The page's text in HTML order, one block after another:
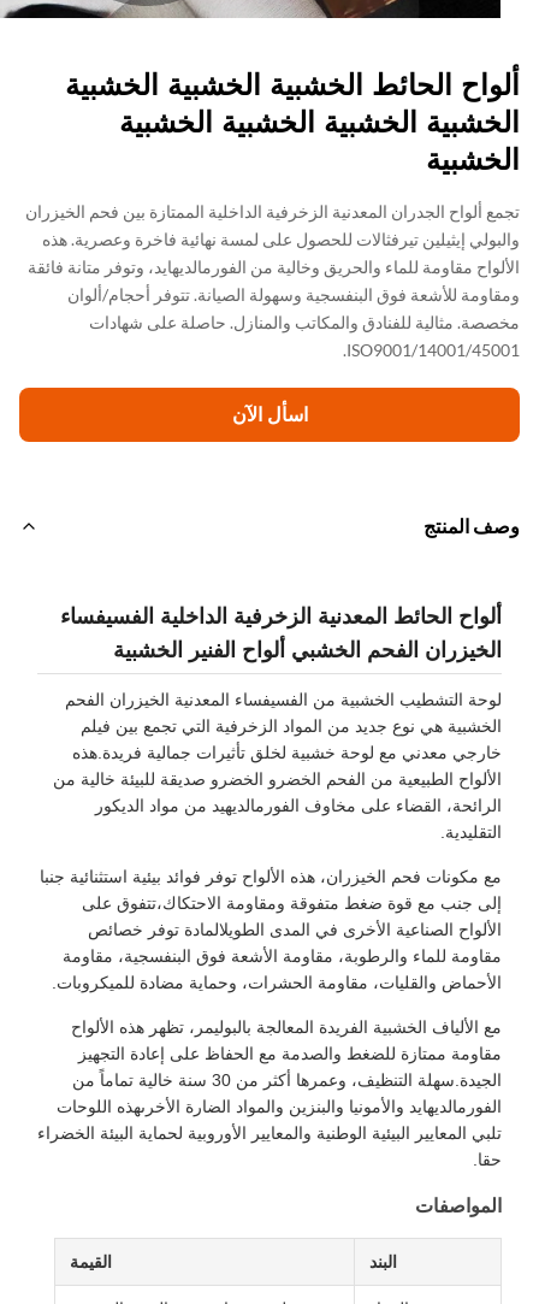
الحائط الخشبية الخشبية الخشبية
الخشبية الخشبية الخشبية
ألواح الجدران المعدنية الزخرفية الداخلية الممتازة بين فحم الخيزران
إيثيلين تيرفثالات للحصول على لمسة نهائية فاخرة وعصرية. هذه
مقاومة للماء والحريق وخالية من الفورمالديهايد، وتوفر متانة فائقة
للأشعة فوق البنفسجية وسهولة الصيانة. تتوفر أحجام/ألوان
مثالية للفنادق والمكاتب والمنازل. حاصلة على شهادات
ISO9001/14001/
اسأل الآن
المنتج
ألواح الحائط المعدنية الزخرفية الداخلية الفسيفساء
الخيزران الفحم الخشبي ألواح الفنير الخشبية
لوحة التشطيب الخشبية من الفسيفساء المعدنية الخيزران الفحم
الخشبية هي نوع جديد من المواد الزخرفية التي تجمع بين فيلم
خارجي معدني مع لوحة خشبية لخلق تأثيرات جمالية فريدة.هذه
الألواح الطبيعية من الفحم الخضرو الخضرو صديقة للبيئة خالية من
الرائحة، القضاء على مخاوف الفورمالديهيد من مواد الديكور
التقليدية.
مع مكونات فحم الخيزران، هذه الألواح توفر فوائد بيئية استثنائية جنبا
إلى جنب مع قوة ضغط متفوقة ومقاومة الاحتكاك،تتفوق على
الألواح الصناعية الأخرى في المدى الطويلالمادة توفر خصائص
مقاومة للماء والرطوبة، مقاومة الأشعة فوق البنفسجية، مقاومة
الأحماض والقليات، مقاومة الحشرات، وحماية مضادة للميكروبات.
مع الألياف الخشبية الفريدة المعالجة بالبوليمر، تظهر هذه الألواح
مقاومة ممتازة للضغط والصدمة مع الحفاظ على إعادة التجهيز
الجيدة.سهلة التنظيف، وعمرها أكثر من 30 سنة خالية تماماً من
الفورمالديهايد والأمونيا والبنزين والمواد الضارة الأخرىهذه اللوحات
تلبي المعايير البيئية الوطنية والمعايير الأوروبية لحماية البيئة الخضراء
المواصفات